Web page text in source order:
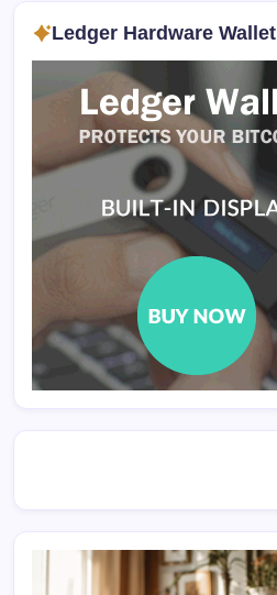
Ledger Hardware Wallet